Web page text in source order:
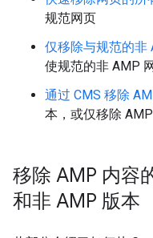
规范网页
仅移除与规范的非
使规范的非 AMP
通过 CMS 移除
本，或仅移除 AMP
移除 AMP 内容
和非 AMP 版本